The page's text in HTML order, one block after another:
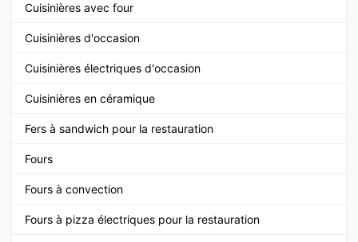
Cuisinières avec four
Cuisinières d'occasion
Cuisinières électriques d'occasion
Cuisinières en céramique
Fers à sandwich pour la restauration
Fours
Fours à convection
Fours à pizza électriques pour la restauration